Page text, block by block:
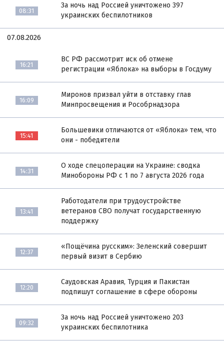
08:31
За ночь над Россией уничтожено 397
украинских беспилотников
07.08.2026
16:21
ВС РФ рассмотрит иск об отмене
регистрации «Яблока» на выборы в Госдуму
16:09
Миронов призвал уйти в отставку глав
Минпросвещения и Рособрнадзора
15:41
Большевики отличаются от «Яблока» тем, что
они - победители
14:31
О ходе спецоперации на Украине: сводка
Минобороны РФ с 1 по 7 августа 2026 года
13:41
Работодатели при трудоустройстве
ветеранов СВО получат государственную
поддержку
12:37
«Пощёчина русским»: Зеленский совершит
первый визит в Сербию
12:20
Саудовская Аравия, Турция и Пакистан
подпишут соглашение в сфере обороны
09:32
За ночь над Россией уничтожено 203
украинских беспилотника